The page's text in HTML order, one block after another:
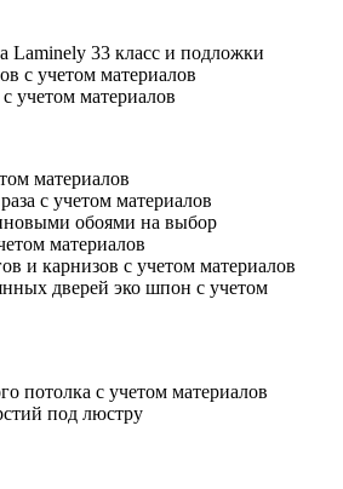
Laminely 33 класс и подложки
с учетом материалов
учетом материалов
материалов
с учетом материалов
обоями на выбор
материалов
и карнизов с учетом материалов
дверей эко шпон с учетом
потолка с учетом материалов
под люстру